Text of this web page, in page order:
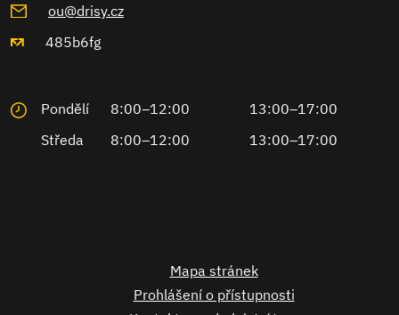
ou@drisy.cz
485b6fg
Pondělí 8:00–12:00
13:00–17:00
Středa
8:00–12:00 13:00–17:00
Mapa stránek
Prohlášení o přístupnosti